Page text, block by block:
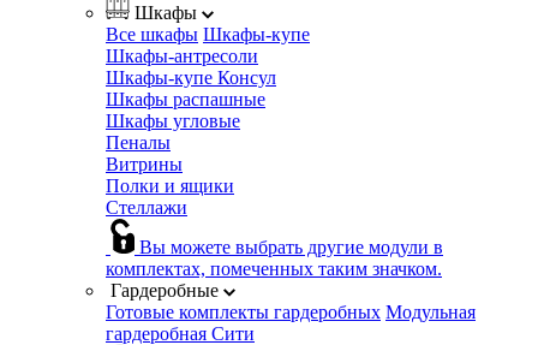
Шкафы
Все шкафы Шкафы-купе
Шкафы-антресоли
Шкафы-купе Консул
Шкафы распашные
Шкафы угловые
Пеналы
Витрины
Полки и ящики
Стеллажи
Вы можете выбрать другие модули в
комплектах, помеченных таким значком.
Гардеробные
Готовые комплекты гардеробных Модульная
гардеробная Сити